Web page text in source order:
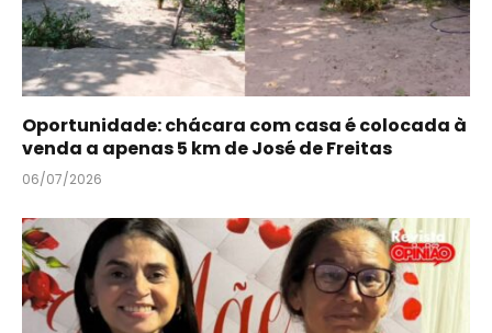
Oportunidade: chácara com casa é colocada à
venda a apenas 5 km de José de Freitas
06/07/2026